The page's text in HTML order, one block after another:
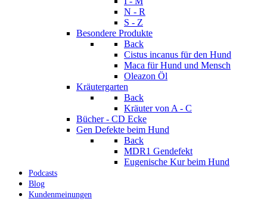
N - R
S - Z
Besondere Produkte
Back
Cistus incanus für den Hund
Maca für Hund und Mensch
Oleazon Öl
Kräutergarten
Back
Kräuter von A - C
Bücher - CD Ecke
Gen Defekte beim Hund
Back
MDR1 Gendefekt
Eugenische Kur beim Hund
Podcasts
Blog
Kundenmeinungen